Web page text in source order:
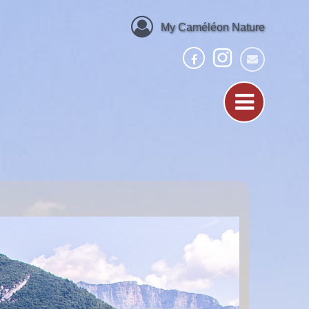
My Caméléon Nature